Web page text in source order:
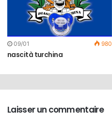
09/01 980
nascità turchina
Laisser un commentaire